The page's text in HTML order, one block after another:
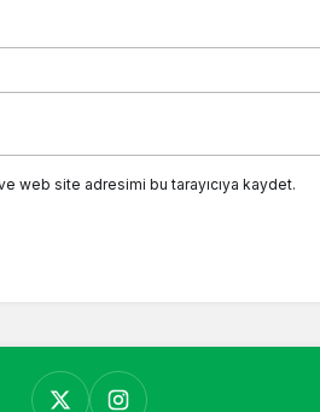
web site adresimi bu tarayıcıya kaydet.